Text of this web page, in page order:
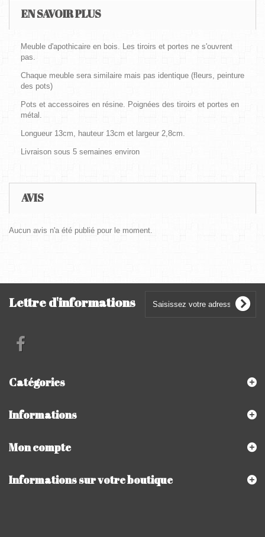
EN SAVOIR PLUS
Meuble d'apothicaire en bois. Les tiroirs et portes ne s'ouvrent
pas.
Chaque meuble sera similaire mais pas identique (fleurs, peinture
des pots)
Pots et accessoires en résine. Poignées des tiroirs et portes en
métal.
Longueur 13cm, hauteur 13cm et largeur 2,8cm.
Livraison sous 5 semaines environ
AVIS
Aucun avis n'a été publié pour le moment.
Lettre d'informations
Catégories
Informations
Mon compte
Informations sur votre boutique